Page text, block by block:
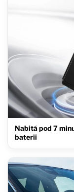
Nabitá pod 7
baterii